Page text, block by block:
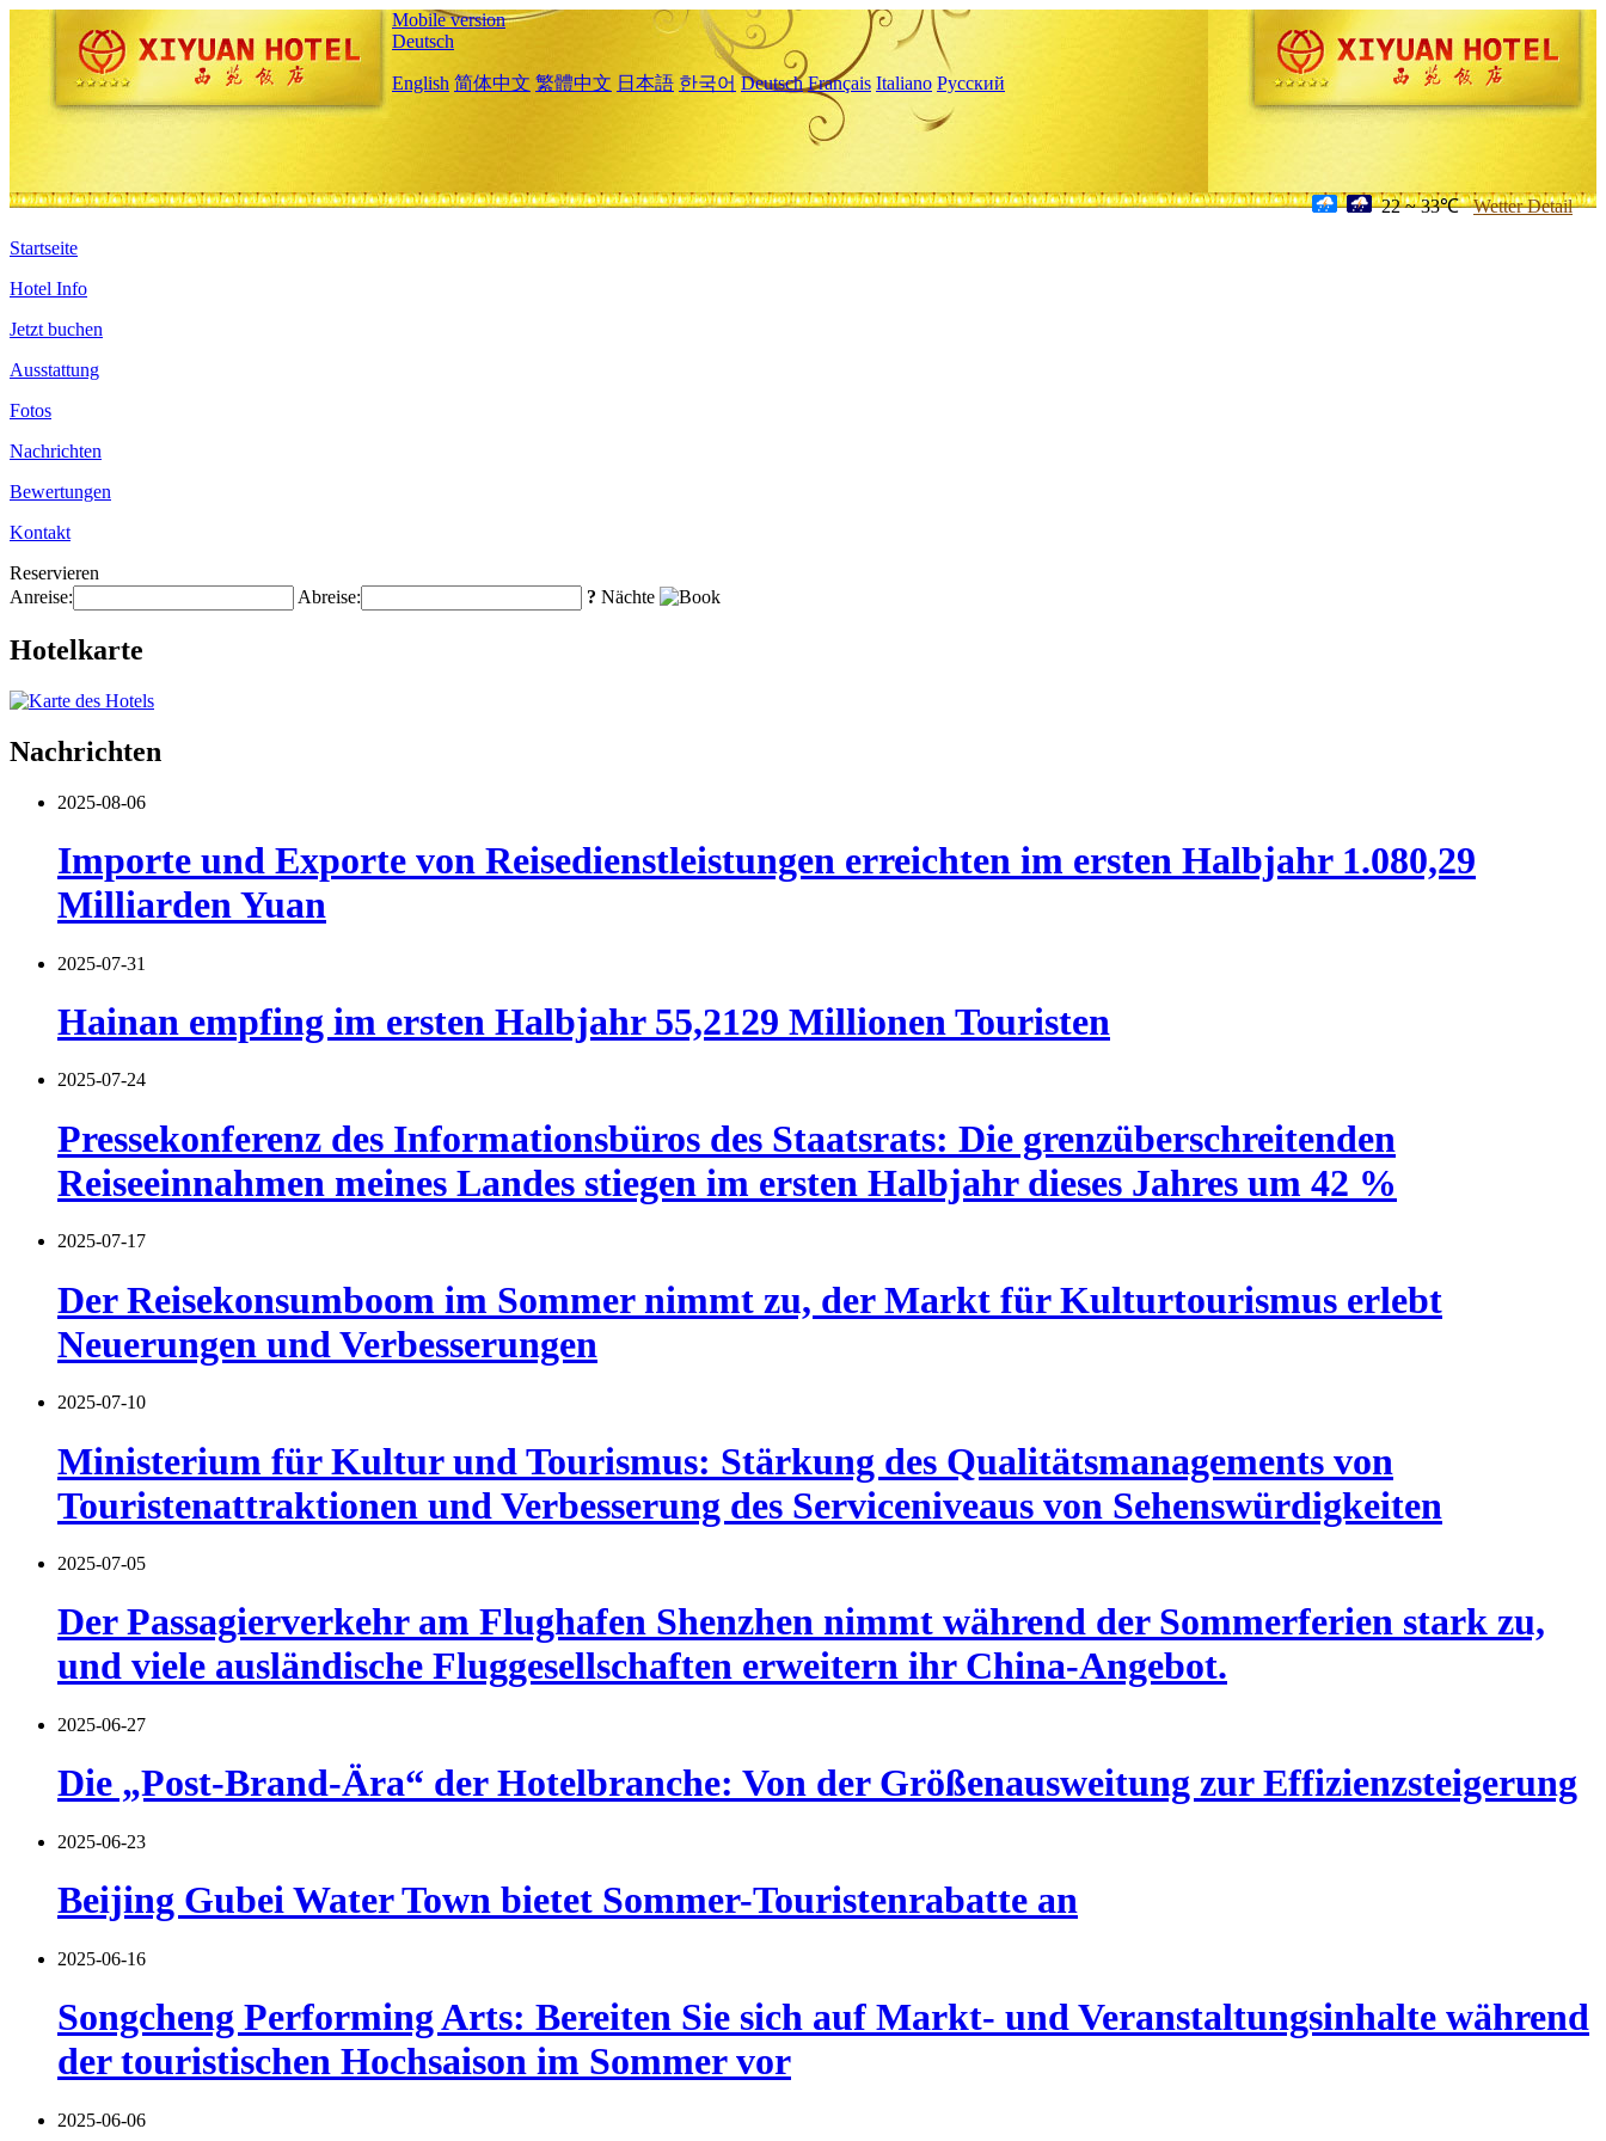
Mobile version
Deutsch
English 简体中文 繁體中文 日本語 한국어 Deutsch Français Italiano Русский
22 ~ 33℃ Wetter Detail
Startseite
Hotel Info
Jetzt buchen
Ausstattung
Fotos
Nachrichten
Bewertungen
Kontakt
Reservieren
Anreise:
Abreise: ? Nächte
Hotelkarte
Nachrichten
2025-08-06
Importe und Exporte von Reisedienstleistungen erreichten im ersten Halbjahr 1.080,29
Milliarden Yuan
2025-07-31
Hainan empfing im ersten Halbjahr 55,2129 Millionen Touristen
2025-07-24
Pressekonferenz des Informationsbüros des Staatsrats: Die grenzüberschreitenden
Reiseeinnahmen meines Landes stiegen im ersten Halbjahr dieses Jahres um 42 %
2025-07-17
Der Reisekonsumboom im Sommer nimmt zu, der Markt für Kulturtourismus erlebt
Neuerungen und Verbesserungen
2025-07-10
Ministerium für Kultur und Tourismus: Stärkung des Qualitätsmanagements von
Touristenattraktionen und Verbesserung des Serviceniveaus von Sehenswürdigkeiten
2025-07-05
Der Passagierverkehr am Flughafen Shenzhen nimmt während der Sommerferien stark zu,
und viele ausländische Fluggesellschaften erweitern ihr China-Angebot.
2025-06-27
Die „Post-Brand-Ära“ der Hotelbranche: Von der Größenausweitung zur Effizienzsteigerung
2025-06-23
Beijing Gubei Water Town bietet Sommer-Touristenrabatte an
2025-06-16
Songcheng Performing Arts: Bereiten Sie sich auf Markt- und Veranstaltungsinhalte während
der touristischen Hochsaison im Sommer vor
2025-06-06